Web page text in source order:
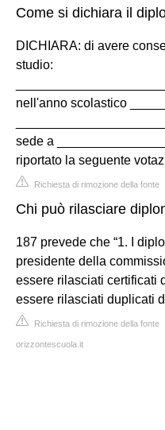
Come si dichiara il
DICHIARA: di avere
studio:
nell'anno scolastico
sede a
riportato la seguente
Richiesta di rimozione della fonte
Chi può rilasciare
187 prevede che “1. I
presidente della
essere rilasciati certificati
essere rilasciati duplicati
Richiesta di rimozione della fonte
orizzontescuola.it